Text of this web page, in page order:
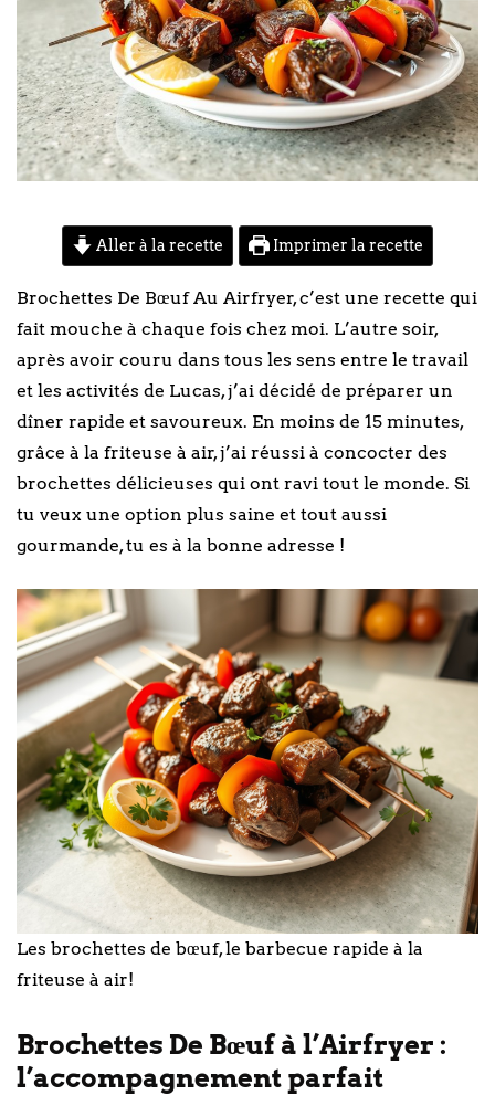
Aller à la recette Imprimer la recette
Brochettes De Bœuf Au Airfryer, c’est une recette qui
fait mouche à chaque fois chez moi. L’autre soir,
après avoir couru dans tous les sens entre le travail
et les activités de Lucas, j’ai décidé de préparer un
dîner rapide et savoureux. En moins de 15 minutes,
grâce à la friteuse à air, j’ai réussi à concocter des
brochettes délicieuses qui ont ravi tout le monde. Si
tu veux une option plus saine et tout aussi
gourmande, tu es à la bonne adresse !
Les brochettes de bœuf, le barbecue rapide à la
friteuse à air!
Brochettes De Bœuf à l’Airfryer :
l’accompagnement parfait